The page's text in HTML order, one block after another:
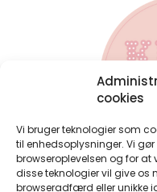
cookies
Vi bruger teknologier som
til enhedsoplysninger. Vi
browseroplevelsen og for at
disse teknologier vil give
browseradfærd eller unikke